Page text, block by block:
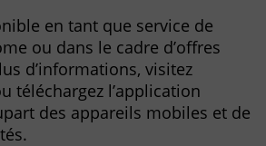
en tant que service de
ou dans le cadre d’offres
d’informations, visitez
téléchargez l’application
des appareils mobiles et de